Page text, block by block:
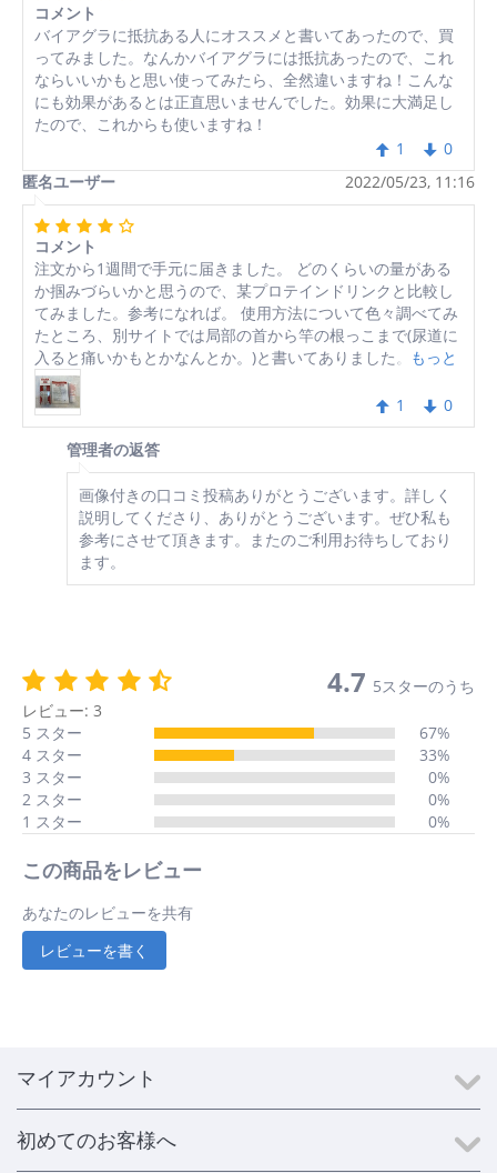
コメント
バイアグラに抵抗ある人にオススメと書いてあったので、買
ってみました。なんかバイアグラには抵抗あったので、これ
ならいいかもと思い使ってみたら、全然違いますね！こんな
にも効果があるとは正直思いませんでした。効果に大満足し
たので、これからも使いますね！
1
0
匿名ユーザー
2022/05/23, 11:16
コメント
注文から1週間で手元に届きました。 どのくらいの量がある
か掴みづらいかと思うので、某プロテインドリンクと比較し
てみました。参考になれば。 使用方法について色々調べてみ
たところ、別サイトでは局部の首から竿の根っこまで(尿道に
入ると痛いかもとかなんとか。)と書いてありました。 そもそ
もの量が少ないので一気に使うのも勿体無く、肥大時に小指
の腹の半分くらいを全体に塗り広げる程度にしています。そ
れでもすぐ無くなりそう。本当はバブリーにたくさん使った
方がいいのでしょうけど。 塗った後、乾くとペトペト？しま
す。ベタベタはしません。スースーする匂いがします。
もっと
1 0
管理者の返答
画像付きの口コミ投稿ありがとうございます。詳しく
説明してくださり、ありがとうございます。ぜひ私も
参考にさせて頂きます。またのご利用お待ちしており
ます。
4.7 5スターのうち
レビュー: 3
5 スター
67%
4 スター
33%
3 スター
0%
2 スター
0%
1 スター
0%
この商品をレビュー
あなたのレビューを共有
レビューを書く
マイアカウント
初めてのお客様へ